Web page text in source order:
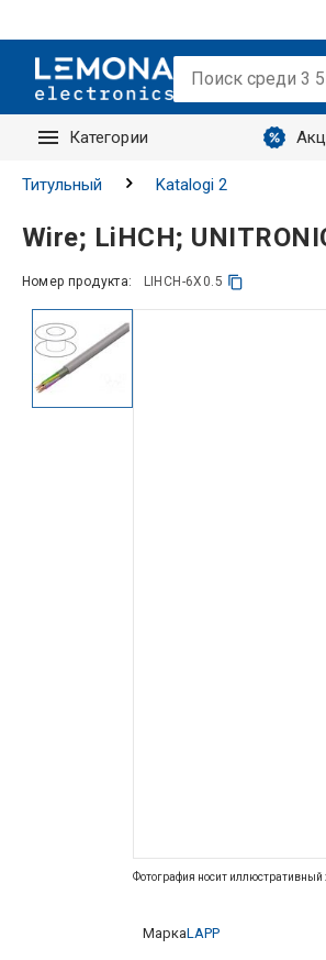
Категории
Запросы
Титульный Katalogi 2
Wire; LiHCH;
Номер продукта: LIHCH-6X0.5
Фотография носит иллюстративный
МаркаLAPP